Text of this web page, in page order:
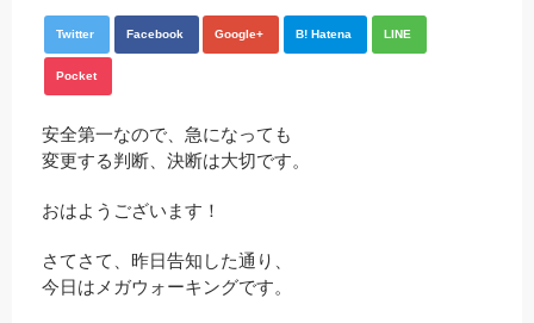
Twitter Facebook Google+ B! Hatena LINE
Pocket
安全第一なので、急になっても
変更する判断、決断は大切です。
おはようございます！
さてさて、昨日告知した通り、
今日はメガウォーキングです。